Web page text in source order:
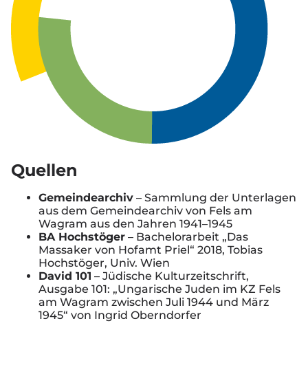
Quellen
Gemeindearchiv – Sammlung der Unterlagen
aus dem Gemeindearchiv von Fels am
Wagram aus den Jahren 1941–1945
BA Hochstöger – Bachelorarbeit „Das
Massaker von Hofamt Priel“ 2018, Tobias
Hochstöger, Univ. Wien
David 101 – Jüdische Kulturzeitschrift,
Ausgabe 101: „Ungarische Juden im KZ Fels
am Wagram zwischen Juli 1944 und März
1945“ von Ingrid Oberndorfer